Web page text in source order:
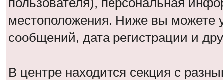
пользователя), персональная
местоположения. Ниже вы можете
сообщений, дата регистрации и
В центре находится секция с